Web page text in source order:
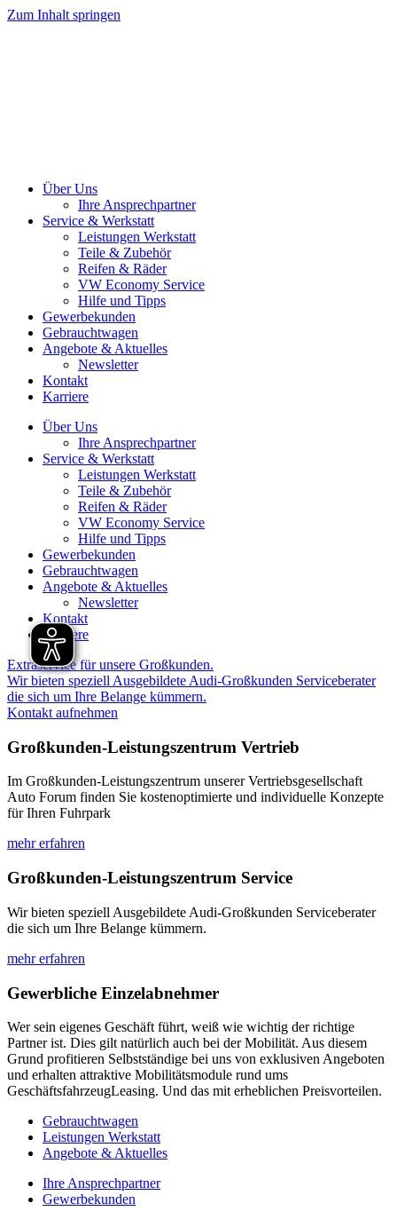
Zum Inhalt springen
Über Uns
Ihre Ansprechpartner
Service & Werkstatt
Leistungen Werkstatt
Teile & Zubehör
Reifen & Räder
VW Economy Service
Hilfe und Tipps
Gewerbekunden
Gebrauchtwagen
Angebote & Aktuelles
Newsletter
Kontakt
Karriere
Über Uns
Ihre Ansprechpartner
Service & Werkstatt
Leistungen Werkstatt
Teile & Zubehör
Reifen & Räder
VW Economy Service
Hilfe und Tipps
Gewerbekunden
Gebrauchtwagen
Angebote & Aktuelles
Newsletter
Kontakt
Karriere
Extraservice für unsere Großkunden.
Wir bieten speziell Ausgebildete Audi-Großkunden Serviceberater
die sich um Ihre Belange kümmern.
Kontakt aufnehmen
Großkunden-Leistungszentrum Vertrieb
Im Großkunden-Leistungszentrum unserer Vertriebsgesellschaft
Auto Forum finden Sie kostenoptimierte und individuelle Konzepte
für Ihren Fuhrpark
mehr erfahren
Großkunden-Leistungszentrum Service
Wir bieten speziell Ausgebildete Audi-Großkunden Serviceberater
die sich um Ihre Belange kümmern.
mehr erfahren
Gewerbliche Einzelabnehmer
Wer sein eigenes Geschäft führt, weiß wie wichtig der richtige
Partner ist. Dies gilt natürlich auch bei der Mobilität. Aus diesem
Grund profitieren Selbstständige bei uns von exklusiven Angeboten
und erhalten attraktive Mobilitätsmodule rund ums
GeschäftsfahrzeugLeasing. Und das mit erheblichen Preisvorteilen.
Gebrauchtwagen
Leistungen Werkstatt
Angebote & Aktuelles
Ihre Ansprechpartner
Gewerbekunden